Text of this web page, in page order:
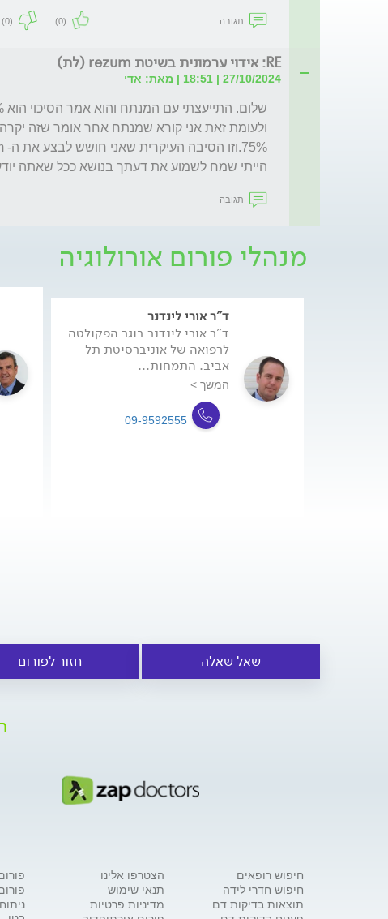
תגובה (0)
(0)
RE: אידוי ערמונית בשיטת rezum (לת)
27/10/2024 | 18:51 | מאת: אדי
הייתי שמח לשמוע את דעתך בנושא ככל שאתה
תגובה
מנהלי פורום אורולוגיה
ד"ר אורי לינדנר
ד"ר אורי לינדנר בוגר הפקולטה
לרפואה של אוניברסיטת תל
אביב. התמחות...
המשך >
09-9592555
שאל שאלה חזור לפורום
חיפוש רופאים
חיפוש חדרי לידה
תוצאות בדיקות דם
הצטרפו אלינו
תנאי שימוש
מדיניות פרטיות